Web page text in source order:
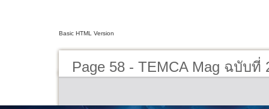
Basic HTML Version
Page 58 - TEMCA Mag ฉบับที่